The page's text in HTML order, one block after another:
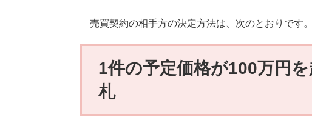
売買契約の相手方の決定方法は、次のとおりです。
1件の予定価格が100万円
札